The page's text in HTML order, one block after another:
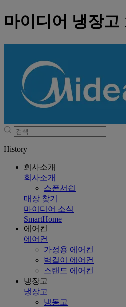
마이디어 냉장고
History
회사소개
회사소개
스폰서쉽
매장 찾기
마이디어 소식
SmartHome
에어컨
에어컨
가정용 에어컨
벽걸이 에어컨
스탠드 에어컨
냉장고
냉장고
냉동고